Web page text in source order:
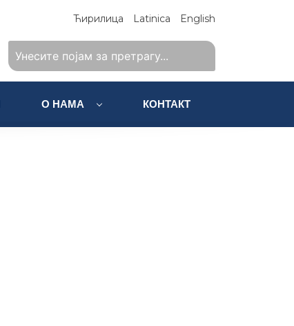
Ћирилица Latinica English
О НАМА КОНТАКТ